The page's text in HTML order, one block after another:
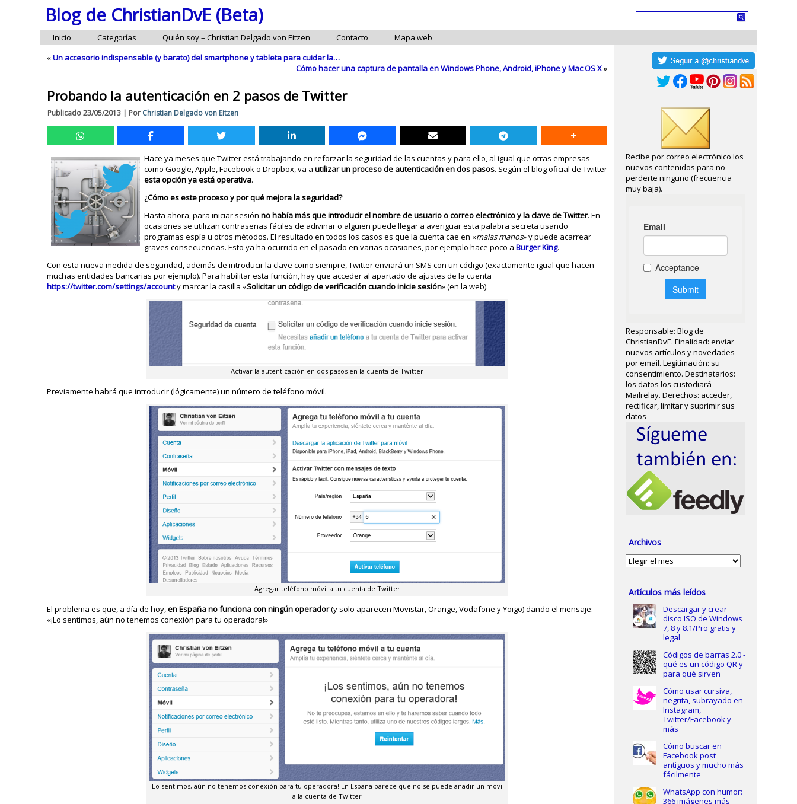
Blog de ChristianDvE (Beta)
Inicio Categorías Quién soy – Christian Delgado von Eitzen Contacto
Mapa web
«Un accesorio indispensable (y barato) del smartphone y tableta para cuidar la…
Cómo hacer una captura de pantalla en Windows Phone, Android, iPhone y Mac OS X»
Probando la autenticación en 2 pasos de Twitter
Publicado23/05/2013 | Por Christian Delgado von Eitzen
Hace ya meses que Twitter está trabajando en reforzar la seguridad de las cuentas y para ello, al igual que otras empresas
como Google, Apple, Facebook o Dropbox, va autilizar un proceso de autenticación en dos pasos. Según el blog oficial de Twitter
esta opción ya está operativa.
¿Cómo es este proceso y por qué mejora la seguridad?
Hasta ahora, para iniciar sesiónno había más que introducir el nombre de usuario o correo electrónico y la clave de Twitter. En
ocasiones se utilizan contraseñas fáciles de adivinar o alguien puede llegar a averiguar esta palabra secreta usando
programas espía u otros métodos. El resultado en todos los casos es que la cuenta cae en «malas manos» y puede acarrear
graves consecuencias. Esto ya ha ocurrido en el pasado en varias ocasiones, por ejemplo hace poco aBurger King.
Con esta nueva medida de seguridad, además de introducir la clave como siempre, Twitter enviará un SMS con un código (exactamente igual que hacen
muchas entidades bancarias por ejemplo). Para habilitar esta función, hay que acceder al apartado de ajustes de la cuenta
https://twitter.com/settings/accounty marcar la casilla «Solicitar un código de verificación cuando inicie sesión» (en la web).
Activar la autenticación en dos pasos en la cuenta de Twitter
Previamente habrá que introducir (lógicamente) un número de teléfono móvil.
Agregar teléfono móvil a tu cuenta de Twitter
El problema es que, a día de hoy,en España no funciona con ningún operador(y solo aparecen Movistar, Orange, Vodafone y Yoigo) dando el mensaje:
«¡Lo sentimos, aún no tenemos conexión para tu operadora!»
¡Lo sentimos, aún no tenemos conexión para tu operadora! En España parece que no se puede añadir un móvil
a la cuenta de Twitter
Recibe por correo electrónico los
nuevos contenidos para no
perderte ninguno (frecuencia
muy baja).
Responsable: Blog de
ChristianDvE. Finalidad: enviar
nuevos artículos y novedades
por email. Legitimación: su
consentimiento. Destinatarios:
los datos los custodiará
Mailrelay. Derechos: acceder,
rectificar, limitar y suprimir sus
datos
Archivos
Archivos
Artículos más leídos
Descargar y crear
disco ISO de Windows
7, 8 y 8.1/Pro gratis y
legal
Códigos de barras 2.0 -
qué es un código QR y
para qué sirven
Cómo usar cursiva,
negrita, subrayado en
Instagram,
Twitter/Facebook y
más
Cómo buscar en
Facebook post
antiguos y mucho más
fácilmente
WhatsApp con humor:
366 imágenes más